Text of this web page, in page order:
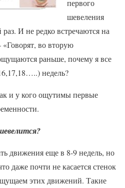
первого
шевеления
И не редко встречаются на
во вторую
раньше, почему я все
недель?
и у кого ощутимы первые
движения еще в 8-9 недель, но
даже почти не касается стенок
этих движений. Такие